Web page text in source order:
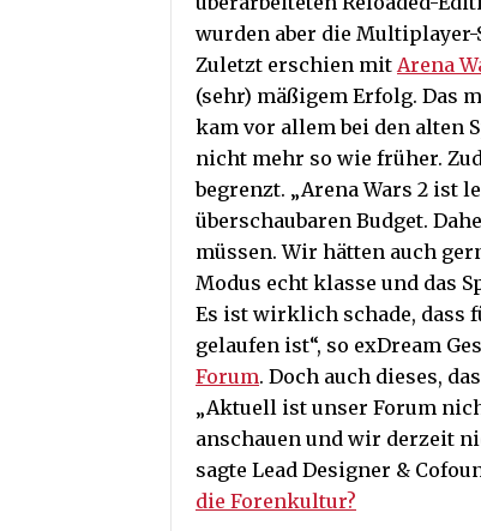
wurden aber die Multiplayer-
Zuletzt erschien mit Arena
(sehr) mäßigem Erfolg. Das
kam vor allem bei den alten
nicht mehr so wie früher.
begrenzt. „Arena Wars 2 ist
überschaubaren Budget.
müssen. Wir hätten auch
Modus echt klasse und das
Es ist wirklich schade, dass
gelaufen ist“, so exDream
Forum. Doch auch dieses,
„Aktuell ist unser Forum
anschauen und wir derzeit
sagte Lead Designer &
die Forenkultur?